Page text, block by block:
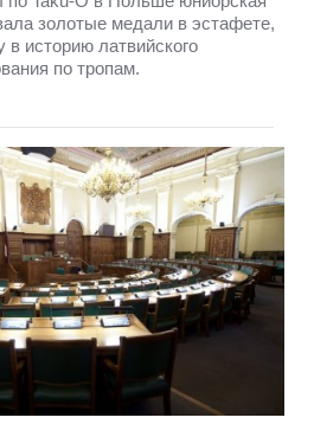
золотые медали в эстафете,
в историю латвийского
по тропам.